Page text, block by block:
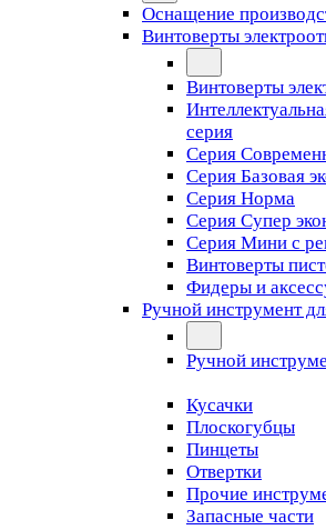
Оснащение
Винтоверты
Винтоверты
серия
Серия
Серия Базовая
Серия Норма
Серия Cупер
Серия Мини с
Винтоверты
Фидеры и
Ручной инструмент
Ручной
Кусачки
Плоскогубцы
Пинцеты
Отвертки
Прочие
Запасные части